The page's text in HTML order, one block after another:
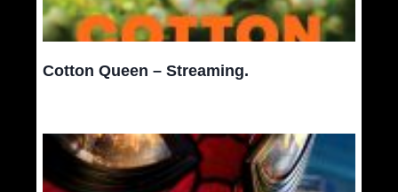
Cotton Queen – Streaming.